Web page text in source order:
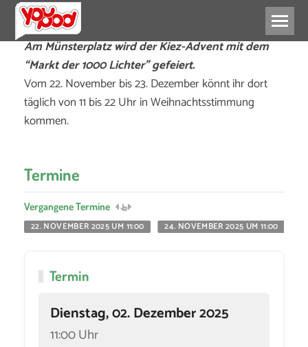
Am Münsterplatz wird der Kiez-Advent mit dem
“Markt der 1000 Lichter” gefeiert.
Vom 22. November bis 23. Dezember könnt ihr dort
täglich von 11 bis 22 Uhr in Weihnachtsstimmung
kommen.
Termine
Vergangene Termine
22. NOVEMBER 2025 UM 11:00
24. NOVEMBER 2025 UM 11:00
Termin
Dienstag, 02. Dezember 2025
11:00 Uhr